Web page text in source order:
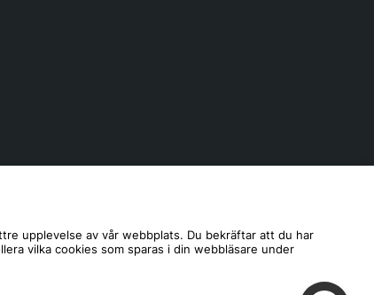
upplevelse av vår webbplats. Du bekräftar att du har
vilka cookies som sparas i din webbläsare under